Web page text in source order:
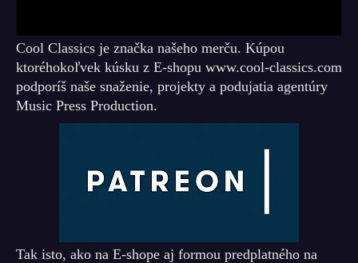
Cool Classics je značka našeho merču. Kúpou
ktoréhokoľvek kúsku z E-shopu www.cool-classics.com
podporíš naše snaženie, projekty a podujatia agentúry
Music Press Production.
Tak isto, ako na E-shope aj formou predplatného na